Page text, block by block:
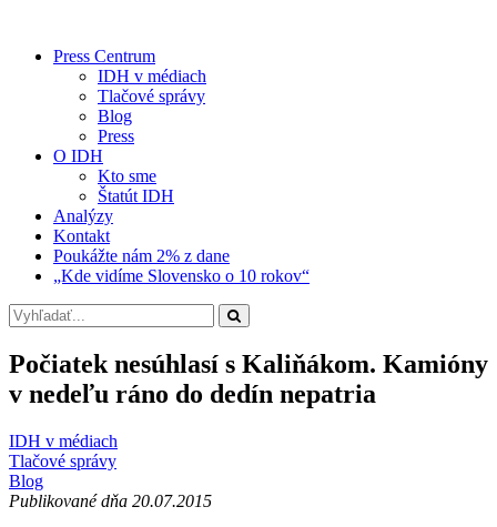
Press Centrum
IDH v médiach
Tlačové správy
Blog
Press
O IDH
Kto sme
Štatút IDH
Analýzy
Kontakt
Poukážte nám 2% z dane
„Kde vidíme Slovensko o 10 rokov“
Počiatek nesúhlasí s Kaliňákom. Kamióny
v nedeľu ráno do dedín nepatria
IDH v médiach
Tlačové správy
Blog
Publikované dňa 20.07.2015